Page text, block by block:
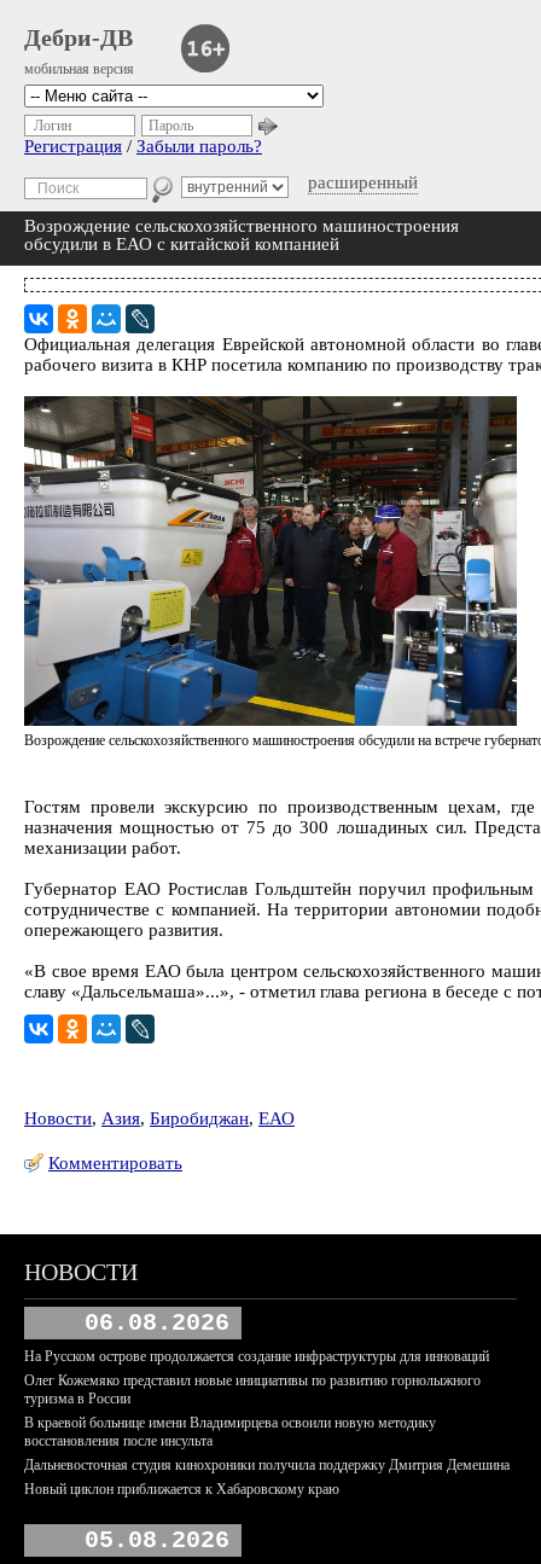
Дебри-ДВ
мобильная версия
расширенный
Логин Пароль
Регистрация / Забыли пароль?
Возрождение сельскохозяйственного машиностроения
обсудили в ЕАО с китайской компанией
Официальная делегация Еврейской автономной области во
рабочего визита в КНР посетила компанию по производству
Возрождение сельскохозяйственного машиностроения обсудили на встрече
Гостям провели экскурсию по производственным цехам, где
назначения мощностью от 75 до 300 лошадиных сил.
механизации работ.
Губернатор ЕАО Ростислав Гольдштейн поручил профильным
сотрудничестве с компанией. На территории автономии
опережающего развития.
«В свое время ЕАО была центром сельскохозяйственного
славу «Дальсельмаша»...», - отметил глава региона в беседе с
Новости, Азия, Биробиджан, ЕАО
Комментировать
НОВОСТИ
06.08.2026
На Русском острове продолжается создание инфраструктуры для инноваций
Олег Кожемяко представил новые инициативы по развитию горнолыжного
туризма в России
В краевой больнице имени Владимирцева освоили новую методику
восстановления после инсульта
Дальневосточная студия кинохроники получила поддержку Дмитрия Демешина
Новый циклон приближается к Хабаровскому краю
05.08.2026